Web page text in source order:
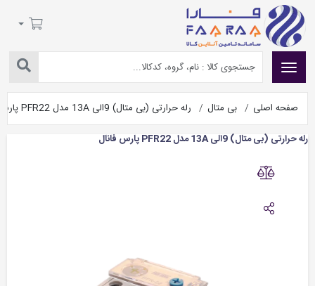
صفحه اصلی بی متال
رله حرارتی (بی متال) 9الی 13A مدل PFR22 پارس فانال
رله حرارتی (بی متال) 9الی 13A مدل PFR22 پارس فانال